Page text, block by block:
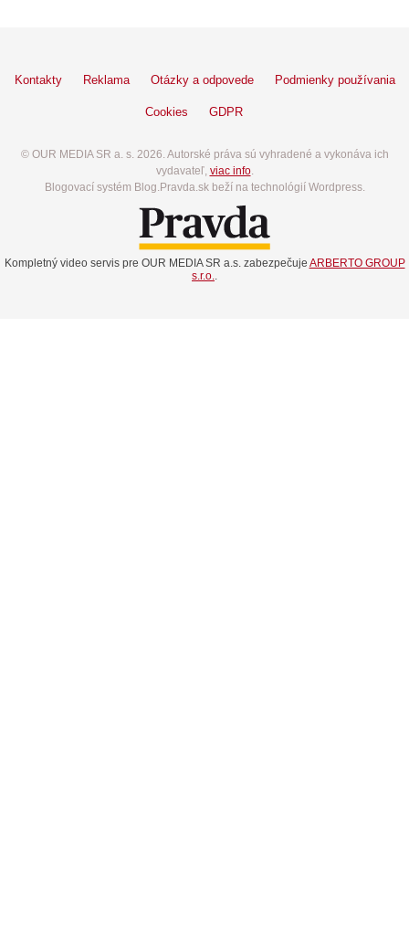
Kontakty Reklama Otázky a odpovede Podmienky používania
Cookies GDPR
© OUR MEDIA SR a. s. 2026. Autorské práva sú vyhradené a vykonáva ich
vydavateľ, viac info.
Blogovací systém Blog.Pravda.sk beží na technológií Wordpress.
Kompletný video servis pre OUR MEDIA SR a.s. zabezpečuje ARBERTO GROUP
s.r.o..